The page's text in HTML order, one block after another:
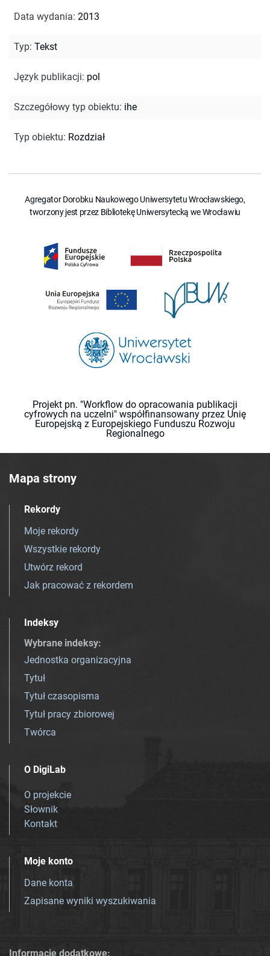
Data wydania: 2013
Typ: Tekst
Język publikacji: pol
Szczegółowy typ obiektu: ihe
Typ obiektu: Rozdział
Agregator Dorobku Naukowego Uniwersytetu Wrocławskiego,
tworzony jest przez Bibliotekę Uniwersytecką we Wrocławiu
Projekt pn. "Workflow do opracowania publikacji
cyfrowych na uczelni" współfinansowany przez Unię
Europejską z Europejskiego Funduszu Rozwoju
Regionalnego
Mapa strony
Rekordy
Moje rekordy
Wszystkie rekordy
Utwórz rekord
Jak pracować z rekordem
Indeksy
Wybrane indeksy:
Jednostka organizacyjna
Tytuł
Tytuł czasopisma
Tytuł pracy zbiorowej
Twórca
O DigiLab
O projekcie
Słownik
Kontakt
Moje konto
Dane konta
Zapisane wyniki wyszukiwania
Informacje dodatkowe: